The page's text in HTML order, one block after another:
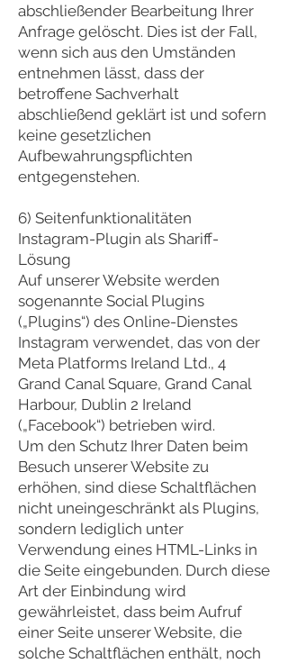
abschließender Bearbeitung Ihrer
Anfrage gelöscht. Dies ist der Fall,
wenn sich aus den Umständen
entnehmen lässt, dass der
betroffene Sachverhalt
abschließend geklärt ist und sofern
keine gesetzlichen
Aufbewahrungspflichten
entgegenstehen.
6) Seitenfunktionalitäten
Instagram-Plugin als Shariff-
Lösung
Auf unserer Website werden
sogenannte Social Plugins
(„Plugins“) des Online-Dienstes
Instagram verwendet, das von der
Meta Platforms Ireland Ltd., 4
Grand Canal Square, Grand Canal
Harbour, Dublin 2 Ireland
(„Facebook“) betrieben wird.
Um den Schutz Ihrer Daten beim
Besuch unserer Website zu
erhöhen, sind diese Schaltflächen
nicht uneingeschränkt als Plugins,
sondern lediglich unter
Verwendung eines HTML-Links in
die Seite eingebunden. Durch diese
Art der Einbindung wird
gewährleistet, dass beim Aufruf
einer Seite unserer Website, die
solche Schaltflächen enthält, noch